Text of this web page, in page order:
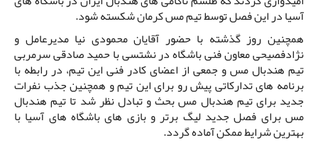
آسیا در این فصل توسط تیم مس کرمان شکسته شود.
همچنین روز گذشته با حضور آقایان محمودی نیا مدیرعامل و
نژادفصیحی معاون فنی باشگاه در نشتسی با حمید صادقی سرمربی
تیم هندبال مس و جمعی از اعضای کادر فنی این تیم، در رابطه با
برنامه های تدارکاتی پیش رو برای این تیم و همچنین جذب نفرات
جدید برای تیم هندبال مس بحث و تبادل نظر شد تا تیم هندبال
مس برای فصل جدید لیگ برتر و بازی های باشگاه های آسیا با
بهترین شرایط ممکن آماده گردد.